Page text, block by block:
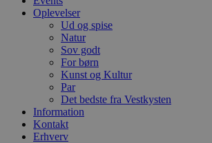
Oplevelser
Ud og spise
Natur
Sov godt
For børn
Kunst og Kultur
Par
Det bedste fra Vestkysten
Information
Kontakt
Erhverv